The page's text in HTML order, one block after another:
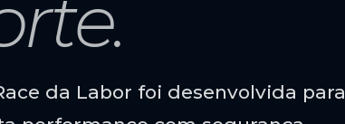
da Labor foi desenvolvida para